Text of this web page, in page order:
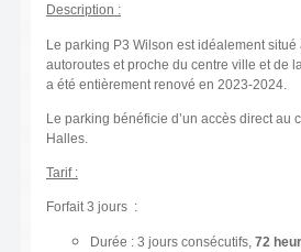
Description :
Le parking P3 Wilson est idéalement situé
autoroutes et proche du centre ville et de
a été entièrement renové en 2023-2024.
Le parking bénéficie d’un accès direct au
Halles.
Tarif :
Forfait 3 jours :
Durée : 3 jours consécutifs, 72